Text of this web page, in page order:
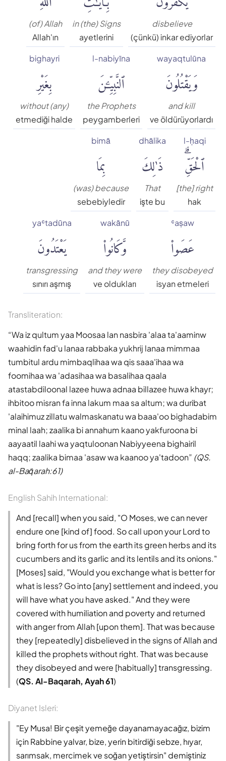
disbelieve
(çünkü) inkar ediyorlar
in (the) Signs
ayetlerini
(of) Allah
Allah'ın
wayaqtulūna
وَيَقْتُلُونَ
and kill
ve öldürüyorlardı
l-nabiyīna
ٱلنَّبِيِّۦنَ
the Prophets
peygamberleri
bighayri
بِغَيْرِ
without (any)
etmediği halde
l-ḥaqi
ٱلْحَقِّۗ
[the] right
hak
dhālika
ذَٰلِكَ
That
işte bu
bimā
بِمَا
(was) because
sebebiyledir
ʿaṣaw
عَصَوا۟
they disobeyed
isyan etmeleri
wakānū
وَّكَانُوا۟
and they were
ve oldukları
yaʿtadūna
يَعْتَدُونَ
transgressing
sınırı aşmış
Transliteration:
Wa iz qultum yaa Moosaa lan nasbira 'alaa ta'aaminw
waahidin fad'u lanaa rabbaka yukhrij lanaa mimmaa
tumbitul ardu mimbaqlihaa wa qis saaa'ihaa wa
foomihaa wa 'adasihaa wa basalihaa qaala
atastabdiloonal lazee huwa adnaa billazee huwa khayr;
ihbitoo misran fa inna lakum maa sa altum; wa duribat
'alaihimuz zillatu walmaskanatu wa baaa'oo bighadabim
minal laah; zaalika bi annahum kaano yakfuroona bi
aayaatil laahi wa yaqtuloonan Nabiyyeena bighairil
haqq; zaalika bimaa 'asaw wa kaanoo ya'tadoon (QS.
al-Baq̈arah:61)
English Sahih International:
And [recall] when you said, "O Moses, we can never
endure one [kind of] food. So call upon your Lord to
bring forth for us from the earth its green herbs and its
cucumbers and its garlic and its lentils and its onions."
[Moses] said, "Would you exchange what is better for
what is less? Go into [any] settlement and indeed, you
will have what you have asked." And they were
covered with humiliation and poverty and returned
with anger from Allah [upon them]. That was because
they [repeatedly] disbelieved in the signs of Allah and
killed the prophets without right. That was because
they disobeyed and were [habitually] transgressing.
(QS. Al-Baqarah, Ayah 61)
Diyanet Isleri:
"Ey Musa! Bir çeşit yemeğe dayanamayacağız, bizim
için Rabbine yalvar, bize, yerin bitirdiği sebze, hıyar,
sarımsak, mercimek ve soğan yetiştirsin" demiştiniz